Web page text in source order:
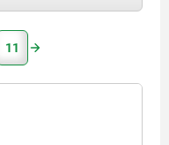
11